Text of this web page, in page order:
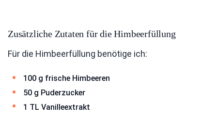
Zusätzliche Zutaten für die Himbeerfüllung
Für die Himbeerfüllung benötige ich:
100 g frische Himbeeren
50 g Puderzucker
1 TL Vanilleextrakt